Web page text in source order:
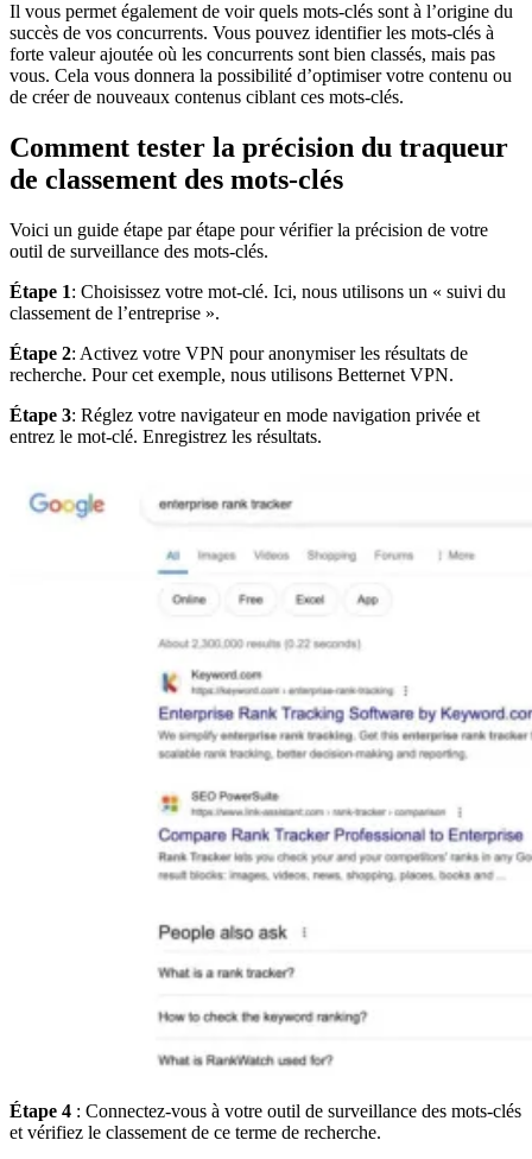
Il vous permet également de voir quels mots-clés sont à l’origine du
succès de vos concurrents. Vous pouvez identifier les mots-clés à
forte valeur ajoutée où les concurrents sont bien classés, mais pas
vous. Cela vous donnera la possibilité d’optimiser votre contenu ou
de créer de nouveaux contenus ciblant ces mots-clés.
Comment tester la précision du traqueur
de classement des mots-clés
Voici un guide étape par étape pour vérifier la précision de votre
outil de surveillance des mots-clés.
Étape 1: Choisissez votre mot-clé. Ici, nous utilisons un « suivi du
classement de l’entreprise ».
Étape 2: Activez votre VPN pour anonymiser les résultats de
recherche. Pour cet exemple, nous utilisons Betternet VPN.
Étape 3: Réglez votre navigateur en mode navigation privée et
entrez le mot-clé. Enregistrez les résultats.
Étape 4 : Connectez-vous à votre outil de surveillance des mots-clés
et vérifiez le classement de ce terme de recherche.